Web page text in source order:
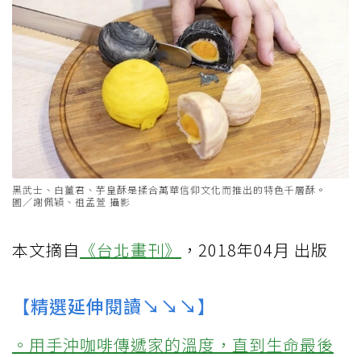
黑武士、白薑君、芋皇酥是揉合萬華信仰文化而推出的特色千層酥。
圖／謝佩穎、祖孟萱 攝影
本文摘自 《台北畫刊》 ，2018年04月 出版
【精選延伸閱讀↘↘↘】
。用手沖咖啡傳遞家的溫度，直到生命最後